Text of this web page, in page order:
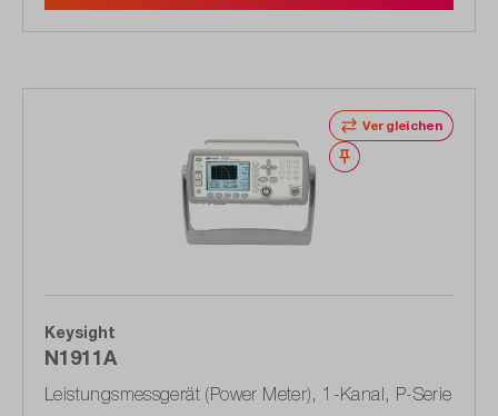
Vergleichen
Merken
Keysight
N1911A
Leistungsmessgerät (Power Meter), 1-Kanal, P-Serie